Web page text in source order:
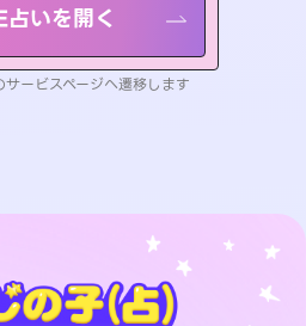
いを開く
ービスページへ遷移します